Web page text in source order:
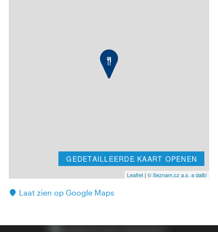
GEDETAILLEERDE KAART OPENEN
Leaflet | © Seznam.cz a.s. a další
Laat zien op Google Maps